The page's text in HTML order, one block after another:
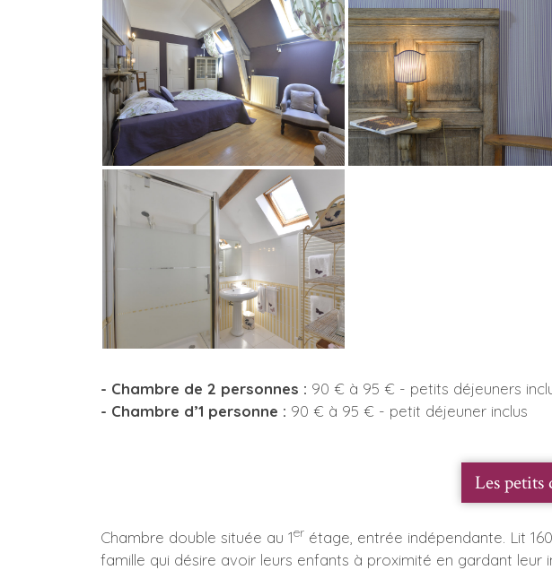
- Chambre de 2 personnes : 90 € à 95 € - petits déjeuners
- Chambre d’1 personne : 90 € à 95 € - petit déjeuner inclus
Les petits
Chambre double située au 1er étage, entrée indépendante. Lit
famille qui désire avoir leurs enfants à proximité en gardant leur